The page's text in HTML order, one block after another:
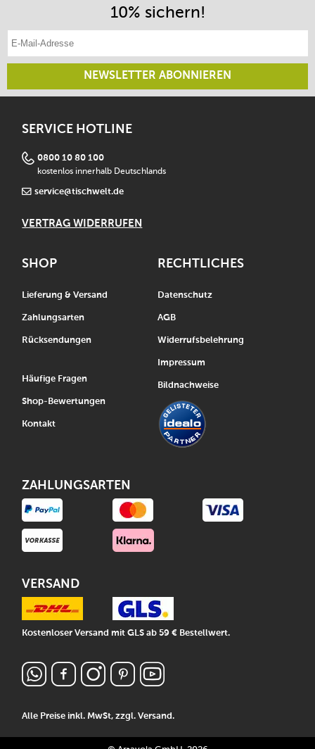
10% sichern!
NEWSLETTER ABONNIEREN
SERVICE HOTLINE
0800 10 80 100
kostenlos innerhalb Deutschlands
service@tischwelt.de
VERTRAG WIDERRUFEN
SHOP
Lieferung & Versand
Zahlungsarten
Rücksendungen
Häufige Fragen
Shop-Bewertungen
Kontakt
Alle Preise inkl. MwSt, zzgl.Versand.
RECHTLICHES
Datenschutz
AGB
Widerrufsbelehrung
Impressum
Bildnachweise
ZAHLUNGSARTEN
VERSAND
Kostenloser Versand mit GLS ab 59 € Bestellwert.